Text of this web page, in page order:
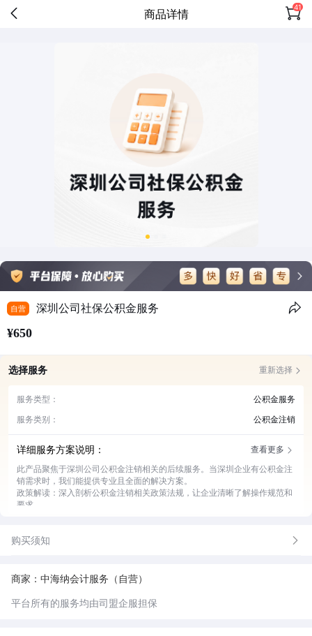
商品详情 41
自营 深圳公司社保公积金服务
¥650
选择服务 重新选择
服务类型：
公积金服务
服务类别：
公积金注销
详细服务方案说明：
查看更多
此产品聚焦于深圳公司公积金注销相关的后续服务。当深圳企业有公积金注
销需求时，我们能提供专业且全面的解决方案。
政策解读：深入剖析公积金注销相关政策法规，让企业清晰了解操作规范和
要求。
流程办理：全程代办公积金注销流程，高效完成各项手续，节省企业时间和
后续跟进：完成注销后持续跟进，确保无遗留问题，让企业无后顾之忧。
购买须知
商家：中海纳会计服务（自营）
平台所有的服务均由司盟企服担保